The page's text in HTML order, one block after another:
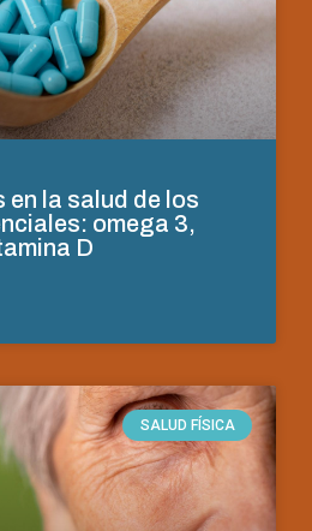
en la salud de los
omega 3,
D
SALUD FÍSICA